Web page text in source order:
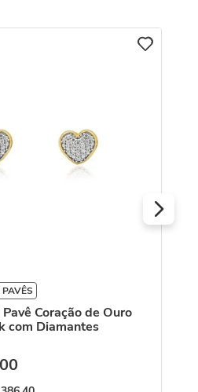
Coração de Ouro
com Diamantes
00